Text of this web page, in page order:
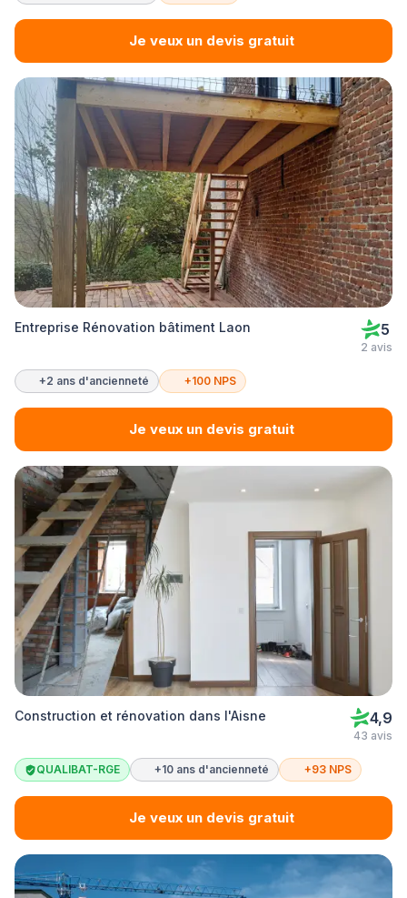
Je veux un devis gratuit
Entreprise Rénovation bâtiment Laon 5
2 avis
+2 ans d'ancienneté +100 NPS
Je veux un devis gratuit
Construction et rénovation dans l'Aisne 4,9
43 avis
QUALIBAT-RGE +10 ans d'ancienneté +93 NPS
Je veux un devis gratuit